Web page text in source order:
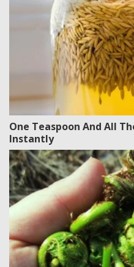
One Teaspoon And All
Instantly